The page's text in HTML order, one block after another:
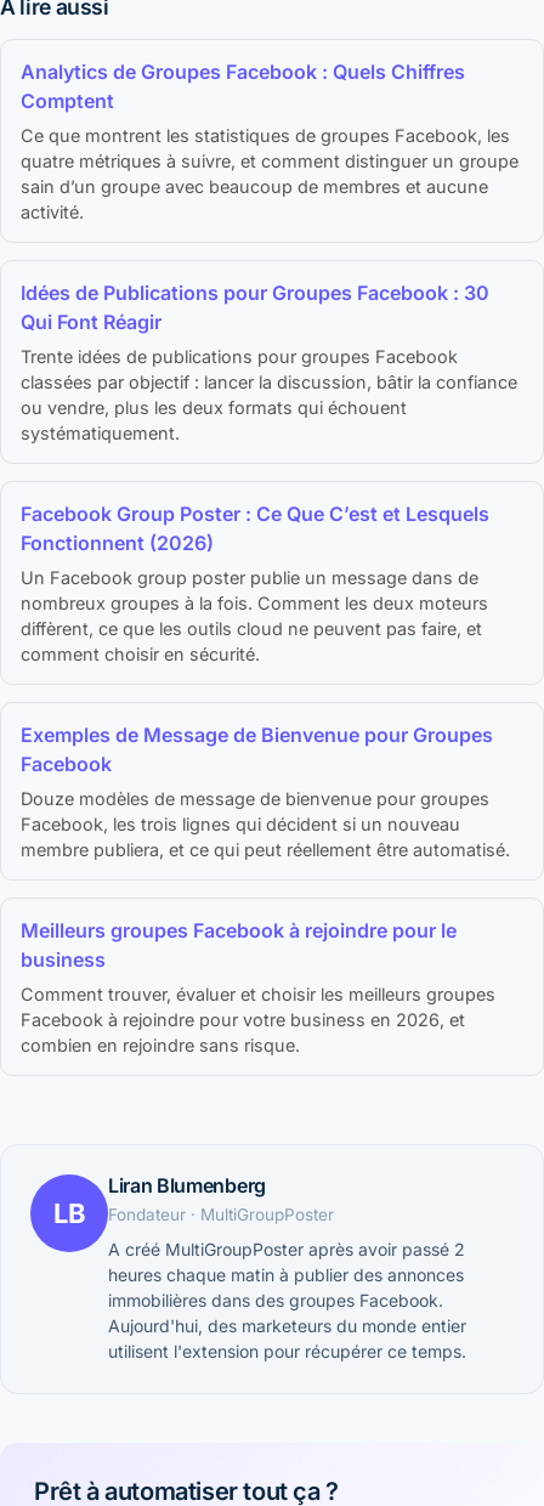
À lire aussi
Analytics de Groupes Facebook : Quels Chiffres
Comptent
Ce que montrent les statistiques de groupes Facebook, les
quatre métriques à suivre, et comment distinguer un groupe
sain d’un groupe avec beaucoup de membres et aucune
activité.
Idées de Publications pour Groupes Facebook : 30
Qui Font Réagir
Trente idées de publications pour groupes Facebook
classées par objectif : lancer la discussion, bâtir la confiance
ou vendre, plus les deux formats qui échouent
systématiquement.
Facebook Group Poster : Ce Que C’est et Lesquels
Fonctionnent (2026)
Un Facebook group poster publie un message dans de
nombreux groupes à la fois. Comment les deux moteurs
diffèrent, ce que les outils cloud ne peuvent pas faire, et
comment choisir en sécurité.
Exemples de Message de Bienvenue pour Groupes
Facebook
Douze modèles de message de bienvenue pour groupes
Facebook, les trois lignes qui décident si un nouveau
membre publiera, et ce qui peut réellement être automatisé.
Meilleurs groupes Facebook à rejoindre pour le
business
Comment trouver, évaluer et choisir les meilleurs groupes
Facebook à rejoindre pour votre business en 2026, et
combien en rejoindre sans risque.
LB
Liran Blumenberg
Fondateur · MultiGroupPoster
A créé MultiGroupPoster après avoir passé 2
heures chaque matin à publier des annonces
immobilières dans des groupes Facebook.
Aujourd'hui, des marketeurs du monde entier
utilisent l'extension pour récupérer ce temps.
Prêt à automatiser tout ça ?